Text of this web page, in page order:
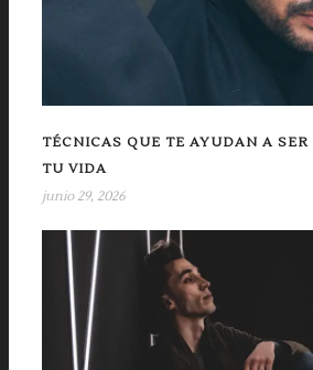
TÉCNICAS QUE TE AYUDAN A
TU VIDA
junio 29, 2026